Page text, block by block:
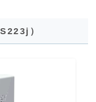
）